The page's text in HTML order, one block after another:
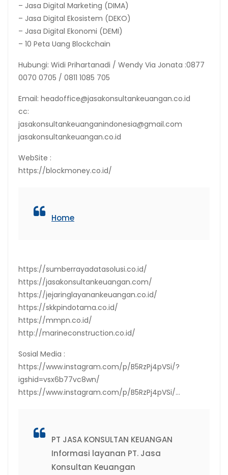
– Jasa Digital Marketing (DIMA)
– Jasa Digital Ekosistem (DEKO)
– Jasa Digital Ekonomi (DEMI)
– 10 Peta Uang Blockchain
Hubungi: Widi Prihartanadi / Wendy Via Jonata :0877
0070 0705 / 0811 1085 705
Email: headoffice@jasakonsultankeuangan.co.id
cc:
jasakonsultankeuanganindonesia@gmail.com
jasakonsultankeuangan.co.id
WebSite :
https://blockmoney.co.id/
Home
https://sumberrayadatasolusi.co.id/
https://jasakonsultankeuangan.com/
https://jejaringlayanankeuangan.co.id/
https://skkpindotama.co.id/
https://mmpn.co.id/
http://marineconstruction.co.id/
Sosial Media :
https://www.instagram.com/p/B5RzPj4pVSi/?
igshid=vsx6b77vc8wn/
https://www.instagram.com/p/B5RzPj4pVSi/…
PT JASA KONSULTAN KEUANGAN
Informasi layanan PT. Jasa
Konsultan Keuangan